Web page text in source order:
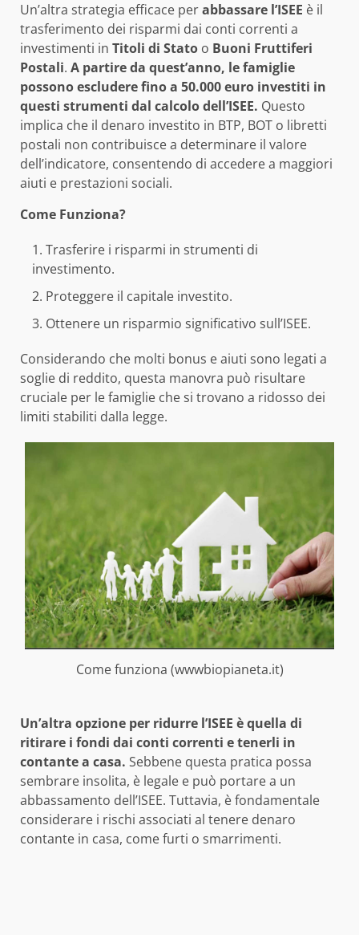
Un’altra strategia efficace perabbassare l’ISEE è il
trasferimento dei risparmi dai conti correnti a
investimenti in Titoli di Stato o Buoni Fruttiferi
Postali. A partire da quest’anno, le famiglie
possono escludere fino a 50.000 euro investiti in
questi strumenti dal calcolo dell’ISEE. Questo
implica che il denaro investito in BTP, BOT o libretti
postali non contribuisce a determinare il valore
dell’indicatore, consentendo di accedere a maggiori
aiuti e prestazioni sociali.
Come Funziona?
Trasferire i risparmi in strumenti di
investimento.
Proteggere il capitale investito.
Ottenere un risparmio significativo sull’ISEE.
Considerando che molti bonus e aiuti sono legati a
soglie di reddito, questa manovra può risultare
cruciale per le famiglie che si trovano a ridosso dei
limiti stabiliti dalla legge.
Come funziona (wwwbiopianeta.it)
Un’altra opzione per ridurre l’ISEE è quella di
ritirare i fondi dai conti correnti e tenerli in
contante a casa. Sebbene questa pratica possa
sembrare insolita, è legale e può portare a un
abbassamento dell’ISEE. Tuttavia, è fondamentale
considerare i rischi associati al tenere denaro
contante in casa, come furti o smarrimenti.